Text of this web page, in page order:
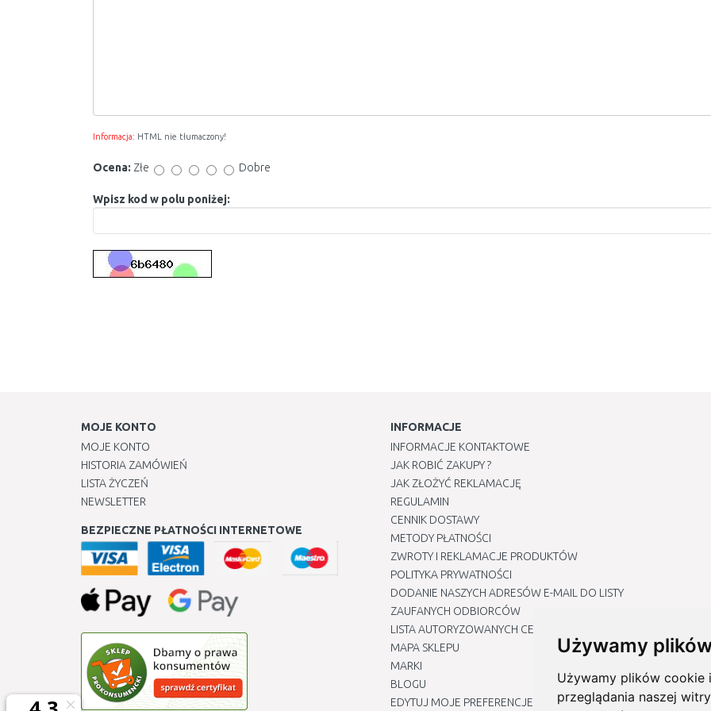
Używamy
Używamy plików cookie
przeglądania naszej
Informacja: HTML nie tłumaczony!
Ocena: Złe Dobre
Wpisz kod w polu poniżej:
MOJE KONTO
MOJE KONTO
HISTORIA ZAMÓWIEŃ
LISTA ŻYCZEŃ
NEWSLETTER
BEZPIECZNE PŁATNOŚCI INTERNETOWE
INFORMACJE
INFORMACJE KONTAKTOWE
JAK ROBIĆ ZAKUPY ?
JAK ZŁOŻYĆ REKLAMACJĘ
REGULAMIN
CENNIK DOSTAWY
METODY PŁATNOŚCI
ZWROTY I REKLAMACJE PRODUKTÓW
POLITYKA PRYWATNOŚCI
DODANIE NASZYCH ADRESÓW E-MAIL DO LISTY
ZAUFANYCH ODBIORCÓW
LISTA AUTORYZOWANYCH CENTRÓW SERWISOWYCH
MAPA SKLEPU
MARKI
BLOGU
EDYTUJ MOJE PREFERENCJE DOTYCZĄCE PLIKÓW